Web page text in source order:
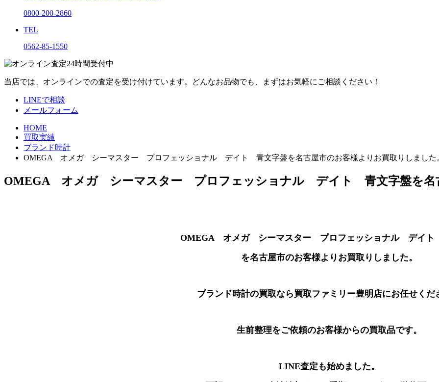
0800-200-2860
TEL
0562-85-1550
当店では、オンラインでの査定を受け付けています。どんなお品物でも、まずはお気軽にご相談ください！
LINEで相談
メールフォーム
HOME
買取実績
ブランド時計
OMEGA オメガ シーマスター プロフェッショナル デイト 青文字盤を名古屋市のお客様よりお買取りしました
OMEGA オメガ シーマスター プロフェッショナル デイト 青文字盤を名
OMEGA オメガ シーマスター プロフェッショナル デイト
を名古屋市のお客様よりお買取りしました。
ブランド時計の買取なら買取ファミリー豊明店にお任せくだ
生前整理をご依頼のお客様からの買取品です。
LINE査定も始めました。